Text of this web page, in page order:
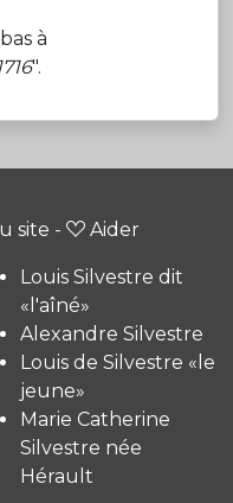
à
".
site - Aider
Louis Silvestre dit
«l'aîné»
Alexandre Silvestre
Louis de Silvestre «le
jeune»
Marie Catherine
Silvestre née
Hérault